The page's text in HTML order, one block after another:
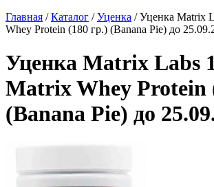
Главная /Каталог /Уценка /Уценка Matrix
Whey Protein (180 гр.) (Banana Pie) до
Уценка Matrix Labs
Matrix Whey Protein
(Banana Pie) до